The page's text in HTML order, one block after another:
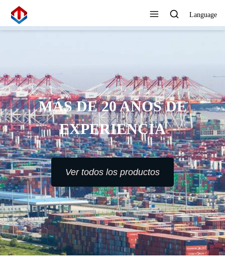
Language
DE 20 AÑOS DE
EXPERIENCIA
Ver todos los productos